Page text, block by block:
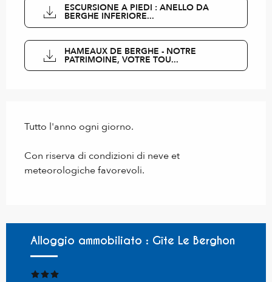
ESCURSIONE A PIEDI : ANELLO DA
BERGHE INFERIORE...
HAMEAUX DE BERGHE - NOTRE
PATRIMOINE, VOTRE TOU...
Tutto l'anno ogni giorno.
Con riserva di condizioni di neve et
meteorologiche favorevoli.
Alloggio ammobiliato : Gîte Le Berghon